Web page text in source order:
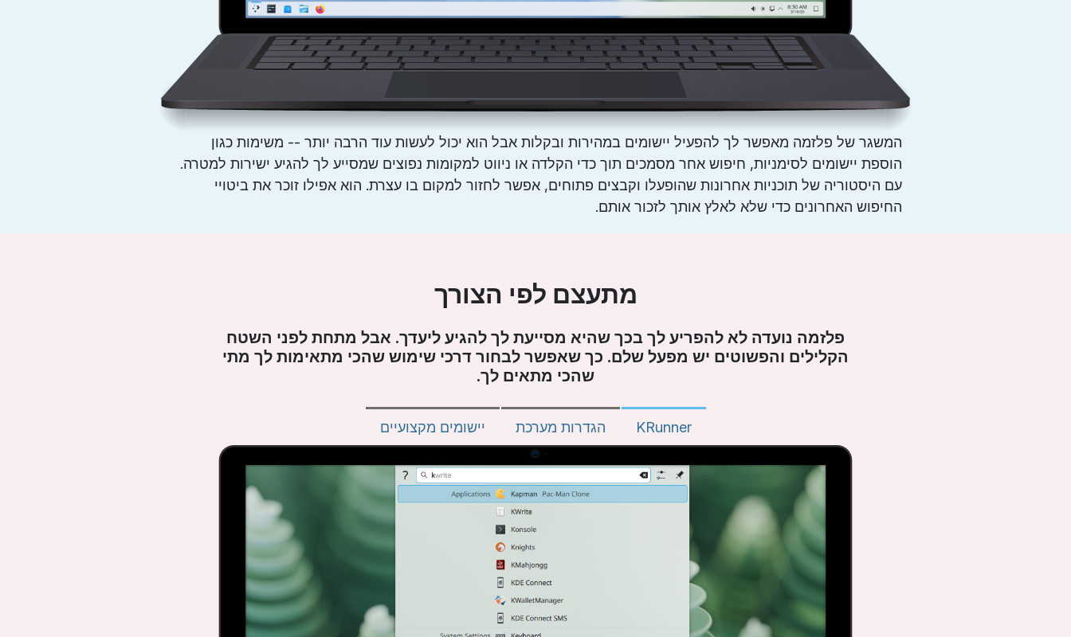
המשגר של פלזמה מאפשר לך להפעיל יישומים במהירות ובקלות אבל הוא יכול לעשות עוד הרבה יותר -- משימות כגון
הוספת יישומים לסימניות, חיפוש אחר מסמכים תוך כדי הקלדה או ניווט למקומות נפוצים שמסייע לך להגיע ישירות למטרה.
עם היסטוריה של תוכניות אחרונות שהופעלו וקבצים פתוחים, אפשר לחזור למקום בו עצרת. הוא אפילו זוכר את ביטויי
החיפוש האחרונים כדי שלא לאלץ אותך לזכור אותם.
מתעצם לפי הצורך
פלזמה נועדה לא להפריע לך בכך שהיא מסייעת לך להגיע ליעדך. אבל מתחת לפני השטח
הקלילים והפשוטים יש מפעל שלם. כך שאפשר לבחור דרכי שימוש שהכי מתאימות לך מתי
שהכי מתאים לך.
KRunner הגדרות מערכת יישומים מקצועיים